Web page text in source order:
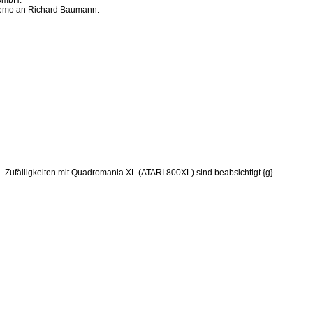
an Richard Baumann.
mit Quadromania XL (ATARI 800XL) sind beabsichtigt {g}.